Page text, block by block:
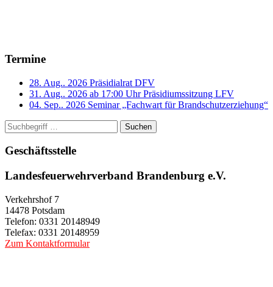
Termine
28. Aug.. 2026 Präsidialrat DFV
31. Aug.. 2026 ab 17:00 Uhr Präsidiumssitzung LFV
04. Sep.. 2026 Seminar „Fachwart für Brandschutzerziehung“
Suchen
Geschäftsstelle
Landesfeuerwehrverband Brandenburg e.V.
Verkehrshof 7
14478 Potsdam
Telefon: 0331 20148949
Telefax: 0331 20148959
Zum Kontaktformular